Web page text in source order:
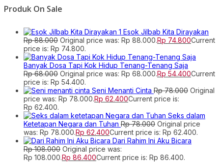
Produk On Sale
Esok Jilbab Kita Dirayakan
Rp88.000 Original price was: Rp 88.000.Rp 74.800Current
price is: Rp 74.800.
Banyak Dosa Tapi Kok Hidup Tenang-Tenang Saja
Rp68.000 Original price was: Rp 68.000.Rp 54.400Current
price is: Rp 54.400.
Seni Menanti Cinta Rp78.000 Original
price was: Rp 78.000.Rp 62.400Current price is:
Rp 62.400.
Seks dalam
Ketetapan Negara dan Tuhan Rp78.000 Original price
was: Rp 78.000.Rp 62.400Current price is: Rp 62.400.
Dari Rahim Ini Aku Bicara
Rp108.000 Original price was:
Rp 108.000.Rp 86.400Current price is: Rp 86.400.